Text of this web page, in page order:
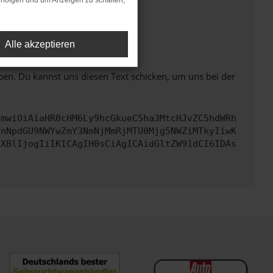
unterstützt werden.
Du kannst uns diesen Text schicken, um uns bei der
Alle akzeptieren